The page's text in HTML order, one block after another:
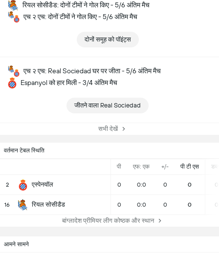
रियल सोसीडैड: दोनों टीमों ने गोल किए - 5/6 अंतिम मैच
एच २ एच: दोनों टीमों ने गोल किए - 5/6 अंतिम मैच
दोनों समूह को पॉइंट्स
एच २ एच: Real Sociedad घर पर जीता - 5/6 अंतिम मैच
Espanyol को हार मिली - 3/4 अंतिम मैच
जीतने वाला Real Sociedad
सभी देखें
वर्तमान टेबल स्थिति
पी एफ: एक +/- पी टी एस
2 एस्पेनयॉल 0 0:0 0 0 0
16 रियल सोसीडैड 0 0:0 0 0 0
बांग्लादेश प्रीमियर लीग कोष्ठक और स्थान
आमने सामने